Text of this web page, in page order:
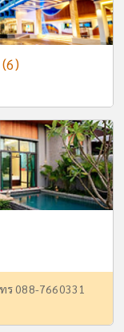
(6)
ร 088-7660331